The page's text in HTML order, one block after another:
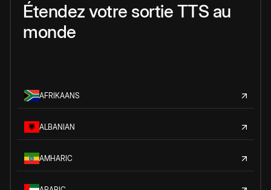
Étendez votre sortie TTS au
monde
AFRIKAANS
ALBANIAN
AMHARIC